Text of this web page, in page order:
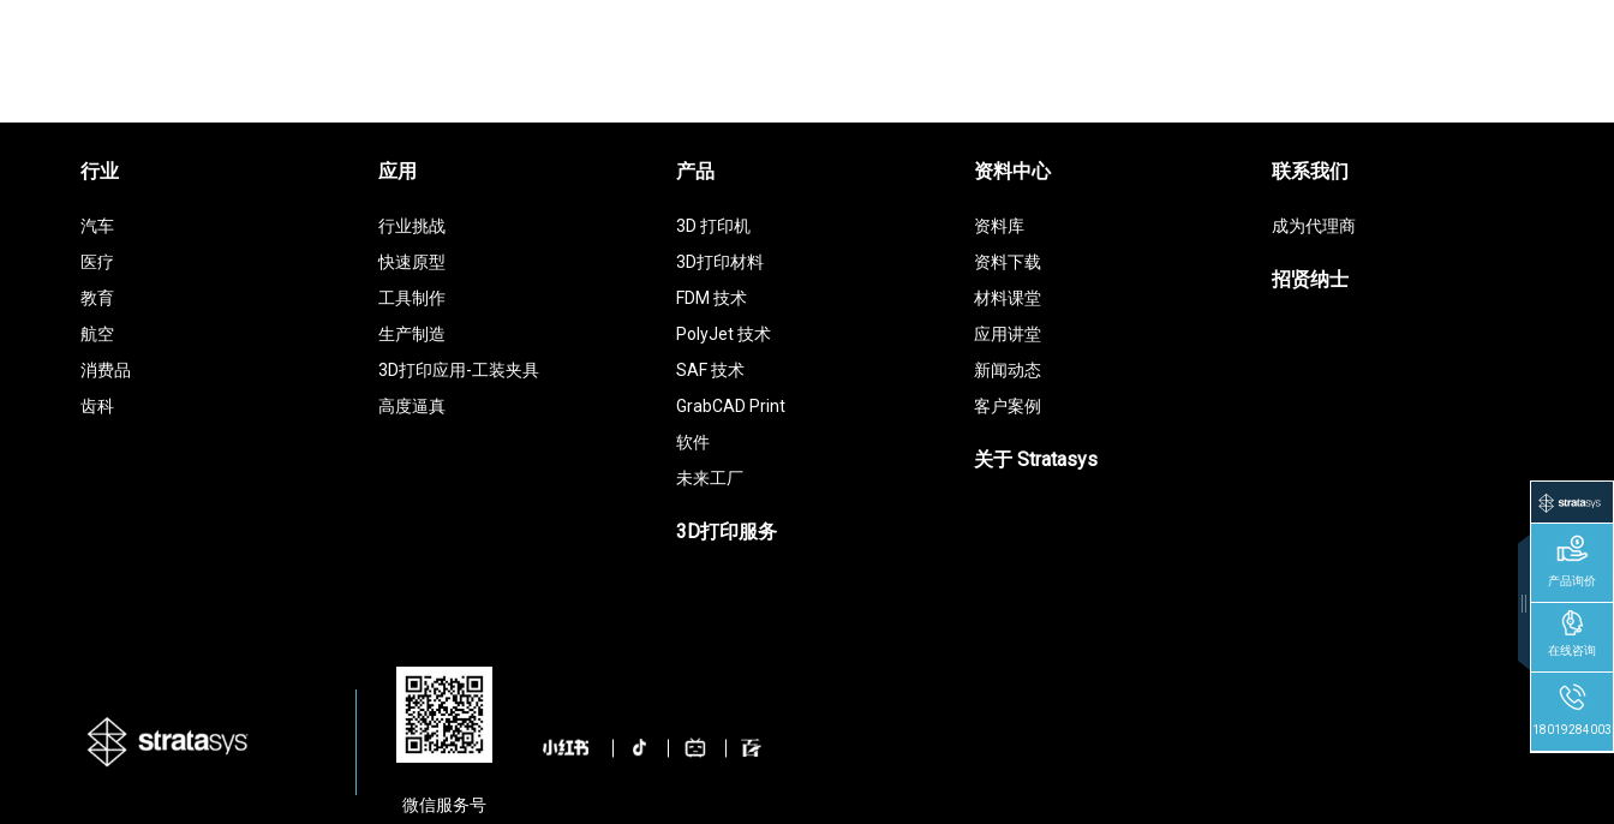
行业
汽车
医疗
教育
航空
消费品
齿科
应用
行业挑战
快速原型
工具制作
生产制造
3D打印应用-工装夹具
高度逼真
产品
3D 打印机
3D打印材料
FDM 技术
PolyJet 技术
SAF 技术
GrabCAD Print
软件
未来工厂
3D打印服务
资料中心
资料库
资料下载
材料课堂
应用讲堂
新闻动态
客户案例
关于 Stratasys
联系我们
成为代理商
招贤纳士
微信服务号
产品询价
在线咨询
18019284003